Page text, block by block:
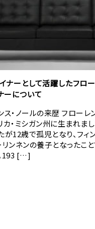
ナーとして活躍したフロー
ーについて
ス・ノールの来歴 フローレ
カ・ミシガン州に生まれま
が12歳で孤児となり、フィ
リンネンの養子となったこ
193 […]